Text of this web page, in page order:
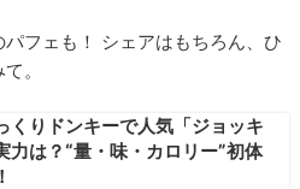
フェも！ シェアはもちろん、ひ
。
くりドンキーで人気「ジョッキ
力は？“量・味・カロリー”初体